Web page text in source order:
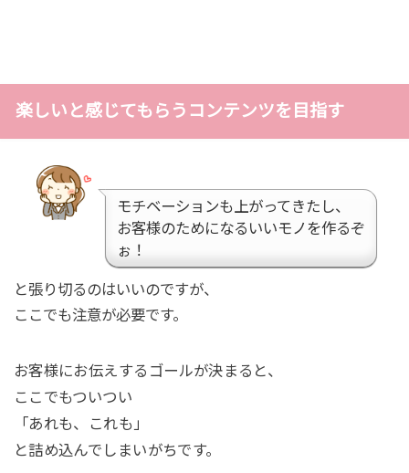
楽しいと感じてもらうコンテンツを目指す
モチベーションも上がってきたし、
お客様のためになるいいモノを作るぞ
ぉ！
と張り切るのはいいのですが、
ここでも注意が必要です。
お客様にお伝えするゴールが決まると、
ここでもついつい
「あれも、これも」
と詰め込んでしまいがちです。